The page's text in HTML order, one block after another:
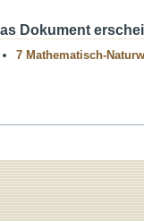
Dokument
7 Mathematisch-